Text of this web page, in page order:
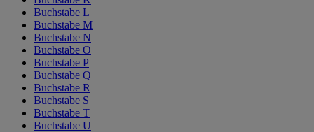
Buchstabe L
Buchstabe M
Buchstabe N
Buchstabe O
Buchstabe P
Buchstabe Q
Buchstabe R
Buchstabe S
Buchstabe T
Buchstabe U